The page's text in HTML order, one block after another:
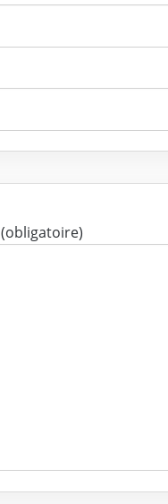
Texte de votre message (obligatoire)